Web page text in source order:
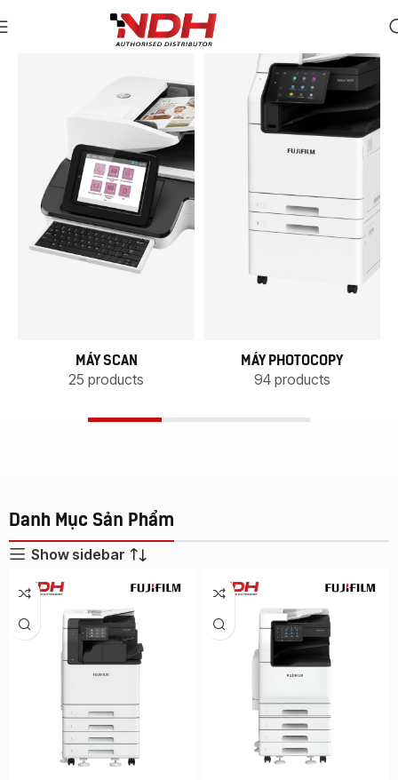
MÁY SCAN
25 products
MÁY PHOTOCOPY
94 products
Danh Mục Sản Phẩm
Show sidebar